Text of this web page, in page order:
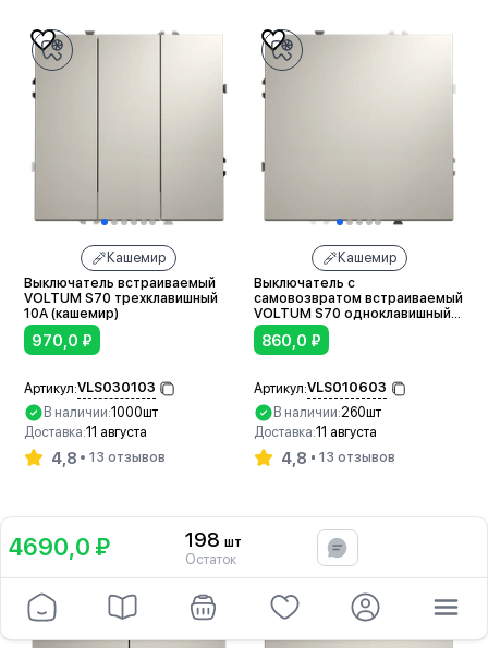
Кашемир
Выключатель встраиваемый
VOLTUM S70 трехклавишный
10А (кашемир)
970,0 ₽
Артикул:VLS030103
В наличии:1000шт
Доставка:11 августа
4,8 13 отзывов
Кашемир
Выключатель с
самовозвратом встраиваемый
VOLTUM S70 одноклавишный
10А (кашемир)
860,0 ₽
Артикул:VLS010603
В наличии:260шт
Доставка:11 августа
4,8 13 отзывов
4690,0 ₽ 198 шт
Остаток